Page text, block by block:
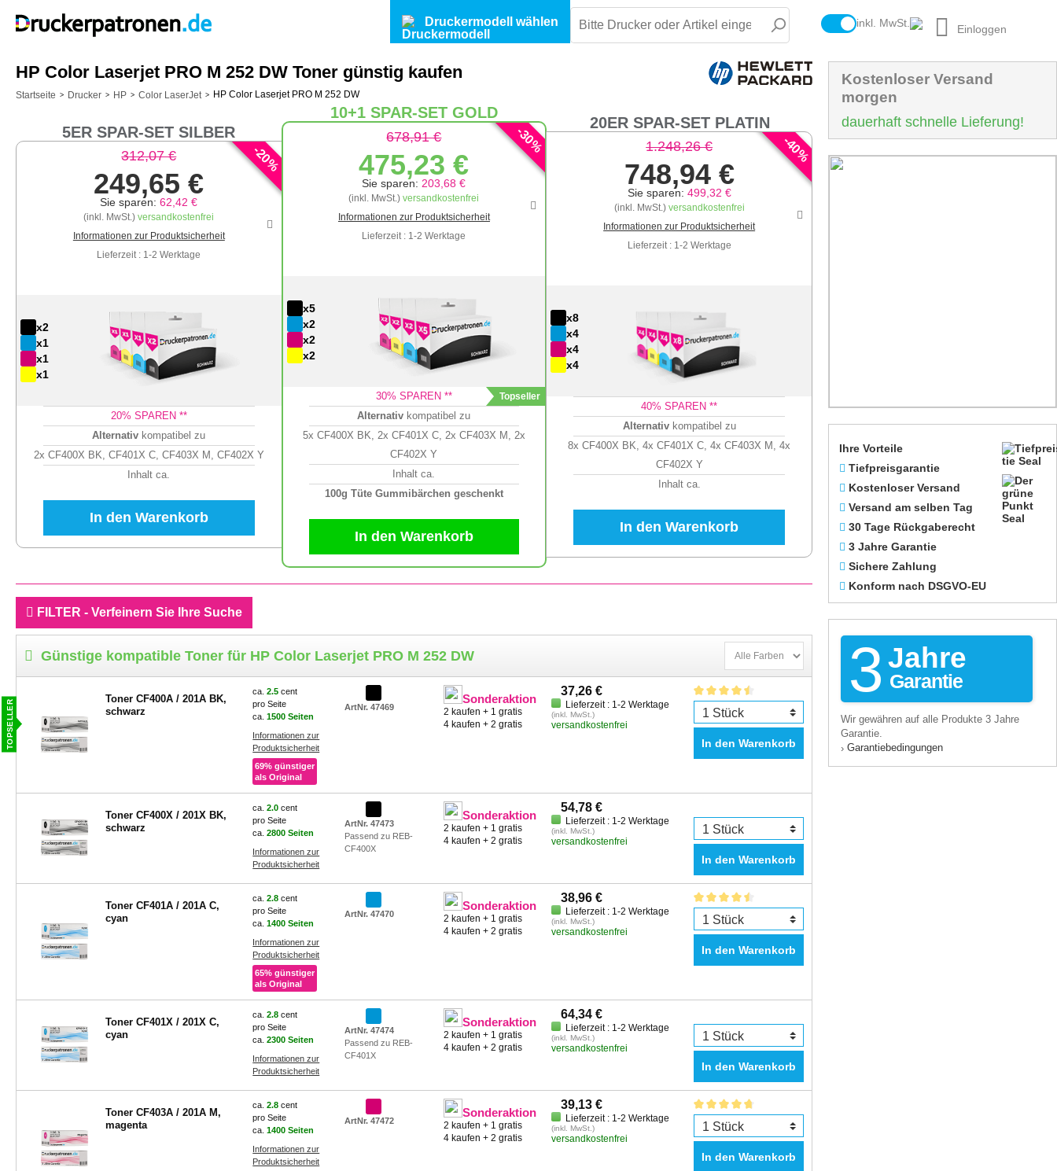
Druckermodell wählen inkl. MwSt. Einloggen
HP Color Laserjet PRO M 252 DW Toner günstig kaufen
Startseite > Drucker > HP > Color LaserJet > HP Color Laserjet PRO M 252 DW
5ER SPAR-SET SILBER
-
20
%
312,07 €
249,65 €
Sie sparen: 62,42 €
(inkl. MwSt.)versandkostenfrei
Informationen zur Produktsicherheit
Lieferzeit : 1-2 Werktage
x2
x1
x1
x1
20% SPAREN **
Alternativ kompatibel zu
2x CF400X BK, CF401X C, CF403X M, CF402X Y
Inhalt ca.
In den Warenkorb
10+1 SPAR-SET GOLD
-
30
%
678,91 €
475,23 €
Sie sparen: 203,68 €
(inkl. MwSt.)versandkostenfrei
Informationen zur Produktsicherheit
Lieferzeit : 1-2 Werktage
x5
x2
x2
x2
30% SPAREN **
Alternativ kompatibel zu
5x CF400X BK, 2x CF401X C, 2x CF403X M, 2x
CF402X Y
Inhalt ca.
100g Tüte Gummibärchen geschenkt
In den Warenkorb
20ER SPAR-SET PLATIN
-
40
%
1.248,26 €
748,94 €
Sie sparen: 499,32 €
(inkl. MwSt.) versandkostenfrei
Informationen zur Produktsicherheit
Lieferzeit : 1-2 Werktage
x8
x4
x4
x4
40% SPAREN **
Alternativkompatibel zu
8x CF400X BK, 4x CF401X C, 4x CF403X M, 4x
CF402X Y
Inhalt ca.
In den Warenkorb
FILTER - Verfeinern Sie Ihre Suche
Günstige kompatible Toner für HP Color Laserjet PRO M 252 DW
Toner CF400A / 201A BK,
schwarz
ca.2.5cent
pro Seite
ca.1500 Seiten
Informationen zur
Produktsicherheit
69% günstiger
als Original
ArtNr. 47469
Sonderaktion
2 kaufen + 1 gratis
4 kaufen + 2 gratis
37,26 €
Lieferzeit : 1-2 Werktage
(inkl. MwSt.)
versandkostenfrei
In den Warenkorb
Toner CF400X / 201X BK,
schwarz
ca.2.0cent
pro Seite
ca.2800 Seiten
Informationen zur
Produktsicherheit
ArtNr. 47473
Passend zu REB-
CF400X
Sonderaktion
2 kaufen + 1 gratis
4 kaufen + 2 gratis
54,78 €
Lieferzeit : 1-2 Werktage
(inkl. MwSt.)
versandkostenfrei
In den Warenkorb
Toner CF401A / 201A C,
cyan
ca.2.8cent
pro Seite
ca.1400 Seiten
Informationen zur
Produktsicherheit
65% günstiger
als Original
ArtNr. 47470
Sonderaktion
2 kaufen + 1 gratis
4 kaufen + 2 gratis
38,96 €
Lieferzeit : 1-2 Werktage
(inkl. MwSt.)
versandkostenfrei
In den Warenkorb
Toner CF401X / 201X C,
cyan
ca.2.8cent
pro Seite
ca.2300 Seiten
Informationen zur
Produktsicherheit
ArtNr. 47474
Passend zu REB-
CF401X
Sonderaktion
2 kaufen + 1 gratis
4 kaufen + 2 gratis
64,34 €
Lieferzeit : 1-2 Werktage
(inkl. MwSt.)
versandkostenfrei
In den Warenkorb
Toner CF403A / 201A M,
magenta
ca.2.8cent
pro Seite
ca.1400 Seiten
Informationen zur
Produktsicherheit
ArtNr. 47472
Sonderaktion
2 kaufen + 1 gratis
4 kaufen + 2 gratis
39,13 €
Lieferzeit : 1-2 Werktage
(inkl. MwSt.)
versandkostenfrei
In den Warenkorb
Kostenloser Versand
morgen
dauerhaft schnelle Lieferung!
Ihre Vorteile
Tiefpreisgarantie
Kostenloser Versand
Versand am selben Tag
30 Tage Rückgaberecht
3 Jahre Garantie
Sichere Zahlung
Konform nach DSGVO-EU
3 Jahre
Garantie
Wir gewähren auf alle Produkte 3 Jahre
Garantie.
› Garantiebedingungen